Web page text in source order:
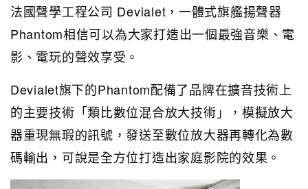
法國聲學工程公司 Devialet，一體式旗艦揚聲器
Phantom相信可以為大家打造出一個最強音樂、電
影、電玩的聲效享受。
Devialet旗下的Phantom配備了品牌在擴音技術上
的主要技術「類比數位混合放大技術」，模擬放大
器重現無瑕的訊號，發送至數位放大器再轉化為數
碼輸出，可說是全方位打造出家庭影院的效果。